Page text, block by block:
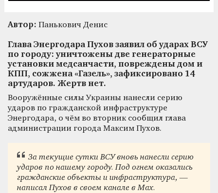
Автор: Панькович Денис
Глава Энергодара Пухов заявил об ударах ВСУ
по городу: уничтожены две генераторные
установки медсанчасти, повреждены дом и
КПП, сожжена «Газель», зафиксировано 14
артударов. Жертв нет.
Вооружённые силы Украины нанесли серию
ударов по гражданской инфраструктуре
Энергодара, о чём во вторник сообщил глава
администрации города Максим Пухов.
За текущие сутки ВСУ вновь нанесли серию
ударов по нашему городу. Под огнем оказались
гражданские объекты и инфраструктура, —
написал Пухов в своем канале в Max.